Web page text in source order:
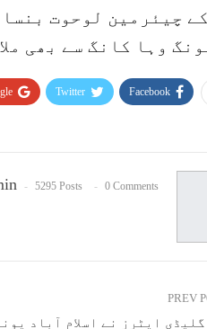
چیئرمین لوحوت
وہا کانگ سے بھی
Facebook
Twitter
5295 Posts 0 Comments
ایٹرز نے اسلام آباد